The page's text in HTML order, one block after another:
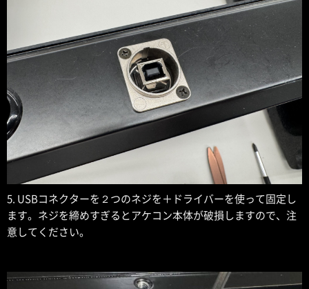
5. USBコネクターを２つのネジを＋ドライバーを使って固定し
ます。ネジを締めすぎるとアケコン本体が破損しますので、注
意してください。